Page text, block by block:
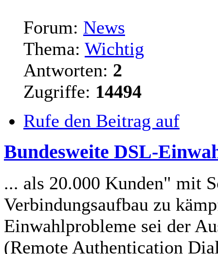
Forum: News
Thema: Wichtig
Antworten: 2
Zugriffe: 14494
Rufe den Beitrag auf
Bundesweite DSL-
... als 20.000 Kunden" mit
Verbindungsaufbau zu
Einwahlprobleme sei der
(Remote Authentication